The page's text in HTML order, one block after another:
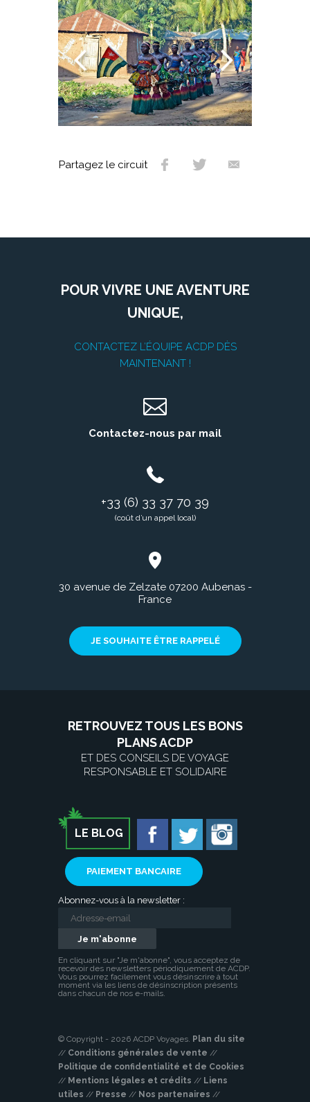
Partagez le circuit
POUR VIVRE UNE AVENTURE
UNIQUE,
CONTACTEZ L’ÉQUIPE ACDP DÈS
MAINTENANT !
Contactez-nous par mail
+33 (6) 33 37 70 39
(coût d’un appel local)
30 avenue de Zelzate 07200 Aubenas -
France
JE SOUHAITE ÊTRE RAPPELÉ
RETROUVEZ TOUS LES BONS
PLANS ACDP
ET DES CONSEILS DE VOYAGE
RESPONSABLE ET SOLIDAIRE
LE BLOG
PAIEMENT BANCAIRE
Abonnez-vous à la newsletter :
En cliquant sur "Je m'abonne", vous acceptez de
recevoir des newsletters périodiquement de ACDP.
Vous pourrez facilement vous désinscrire à tout
moment via les liens de désinscription présents
dans chacun de nos e-mails.
© Copyright - 2026 ACDP Voyages. Plan du site
// Conditions générales de vente //
Politique de confidentialité et de Cookies
// Mentions légales et crédits // Liens
utiles // Presse // Nos partenaires //